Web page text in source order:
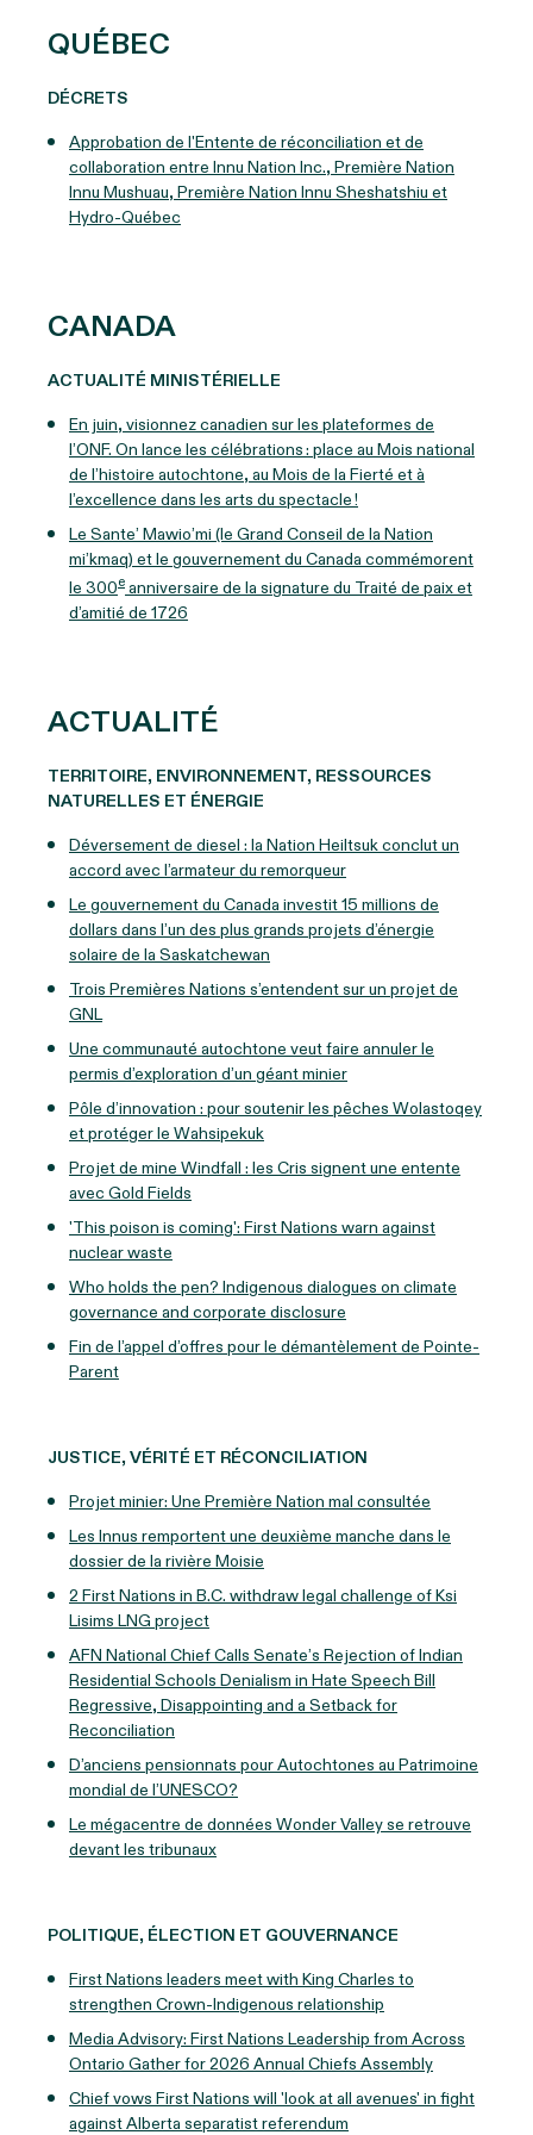
QUÉBEC
DÉCRETS
Approbation de l'Entente de réconciliation et de
collaboration entre Innu Nation Inc., Première Nation
Innu Mushuau, Première Nation Innu Sheshatshiu et
Hydro-Québec
CANADA
ACTUALITÉ MINISTÉRIELLE
En juin, visionnez canadien sur les plateformes de
l’ONF. On lance les célébrations : place au Mois national
de l’histoire autochtone, au Mois de la Fierté et à
l’excellence dans les arts du spectacle !
Le Sante’ Mawio’mi (le Grand Conseil de la Nation
mi’kmaq) et le gouvernement du Canada commémorent
le 300e anniversaire de la signature du Traité de paix et
d’amitié de 1726
ACTUALITÉ
TERRITOIRE, ENVIRONNEMENT, RESSOURCES
NATURELLES ET ÉNERGIE
Déversement de diesel : la Nation Heiltsuk conclut un
accord avec l’armateur du remorqueur
Le gouvernement du Canada investit 15 millions de
dollars dans l’un des plus grands projets d’énergie
solaire de la Saskatchewan
Trois Premières Nations s’entendent sur un projet de
GNL
Une communauté autochtone veut faire annuler le
permis d’exploration d’un géant minier
Pôle d’innovation : pour soutenir les pêches Wolastoqey
et protéger le Wahsipekuk
Projet de mine Windfall : les Cris signent une entente
avec Gold Fields
'This poison is coming': First Nations warn against
nuclear waste
Who holds the pen? Indigenous dialogues on climate
governance and corporate disclosure
Fin de l’appel d’offres pour le démantèlement de Pointe-
Parent
JUSTICE, VÉRITÉ ET RÉCONCILIATION
Projet minier: Une Première Nation mal consultée
Les Innus remportent une deuxième manche dans le
dossier de la rivière Moisie
2 First Nations in B.C. withdraw legal challenge of Ksi
Lisims LNG project
AFN National Chief Calls Senate’s Rejection of Indian
Residential Schools Denialism in Hate Speech Bill
Regressive, Disappointing and a Setback for
Reconciliation
D’anciens pensionnats pour Autochtones au Patrimoine
mondial de l’UNESCO?
Le mégacentre de données Wonder Valley se retrouve
devant les tribunaux
POLITIQUE, ÉLECTION ET GOUVERNANCE
First Nations leaders meet with King Charles to
strengthen Crown-Indigenous relationship
Media Advisory: First Nations Leadership from Across
Ontario Gather for 2026 Annual Chiefs Assembly
Chief vows First Nations will 'look at all avenues' in fight
against Alberta separatist referendum